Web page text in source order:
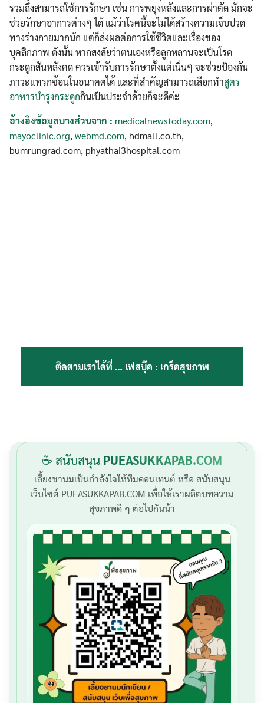
รวมถึงสามารถใช้การรักษา เช่น การพยุงหลังและการผ่าตัด มักจะ
ช่วยรักษาอาการต่างๆ ได้ แม้ว่าโรคนี้จะไม่ได้สร้างความเจ็บปวด
ทางร่างกายมากนัก แต่ก็ส่งผลต่อการใช้ชีวิตและเรื่องของ
บุคลิกภาพ ดังนั้น หากสงสัยว่าตนเองหรือลูกหลานจะเป็นโรค
กระดูกสันหลังคด ควรเข้ารับการรักษาตั้งแต่เนิ่นๆ จะช่วยป้องกัน
ภาวะแทรกซ้อนในอนาคตได้ และที่สำคัญสามารถเลือกทำสูตร
อาหารบำรุงกระดูกกินเป็นประจำด้วยก็จะดีค่ะ
อ้างอิงข้อมูลบางส่วนจาก : medicalnewstoday.com,
mayoclinic.org, webmd.com, hdmall.co.th,
bumrungrad.com, phyathai3hospital.com
ติดตามเราได้ที่ … เฟสบุ๊ค : เกร็ดสุขภาพ
☕ สนับสนุน PUEASUKKAPAB.COM
เลี้ยงชานมเป็นกำลังใจให้ทีมคอนเทนต์ หรือ สนับสนุน
เว็บไซต์ PUEASUKKAPAB.COM เพื่อให้เราผลิตบทความ
สุขภาพดี ๆ ต่อไปกันน้า